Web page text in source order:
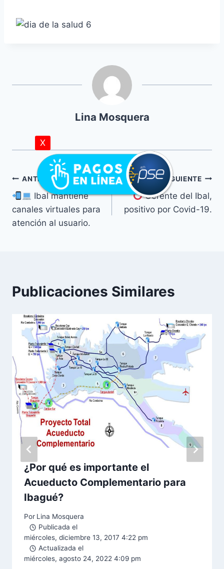
Lina Mosquera
ANTERIOR
Ibal mantiene
canales virtuales para
atención al usuario.
SIGUIENTE
Gerente del Ibal,
positivo por Covid-19.
Publicaciones Similares
¿Por qué es importante el
Acueducto Complementario para
Ibagué?
Por Lina Mosquera
Publicada el
miércoles, diciembre 13, 2017 4:22 pm
Actualizada el
miércoles, agosto 24, 2022 4:09 pm
X